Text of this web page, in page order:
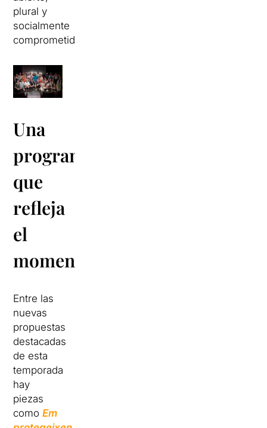
plural y
socialmente
comprometido.
Una
programación
que
refleja
el
momento
Entre las
nuevas
propuestas
destacadas
de esta
temporada
hay
piezas
comoEm